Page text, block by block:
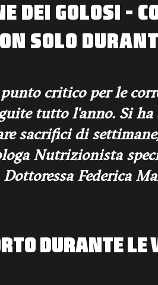
DEI GOLOSI -
SOLO
punto critico per le
tutto l'anno. Si ha
sacrifici di
Nutrizionista
Federica
DURANTE LE